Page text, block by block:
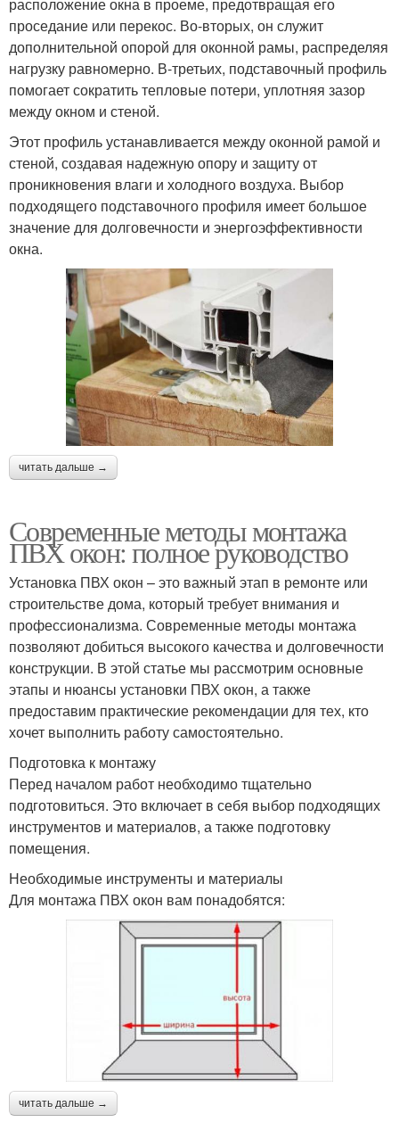
проседание или перекос. Во-вторых, он служит
дополнительной опорой для оконной рамы, распределяя
нагрузку равномерно. В-третьих, подставочный профиль
помогает сократить тепловые потери, уплотняя зазор
между окном и стеной.
Этот профиль устанавливается между оконной рамой и
стеной, создавая надежную опору и защиту от
проникновения влаги и холодного воздуха. Выбор
подходящего подставочного профиля имеет большое
значение для долговечности и энергоэффективности
окна.
читать дальше →
Современные методы монтажа
ПВХ окон: полное руководство
Установка ПВХ окон – это важный этап в ремонте или
строительстве дома, который требует внимания и
профессионализма. Современные методы монтажа
позволяют добиться высокого качества и долговечности
конструкции. В этой статье мы рассмотрим основные
этапы и нюансы установки ПВХ окон, а также
предоставим практические рекомендации для тех, кто
хочет выполнить работу самостоятельно.
Подготовка к монтажу
Перед началом работ необходимо тщательно
подготовиться. Это включает в себя выбор подходящих
инструментов и материалов, а также подготовку
помещения.
Необходимые инструменты и материалы
Для монтажа ПВХ окон вам понадобятся:
читать дальше →